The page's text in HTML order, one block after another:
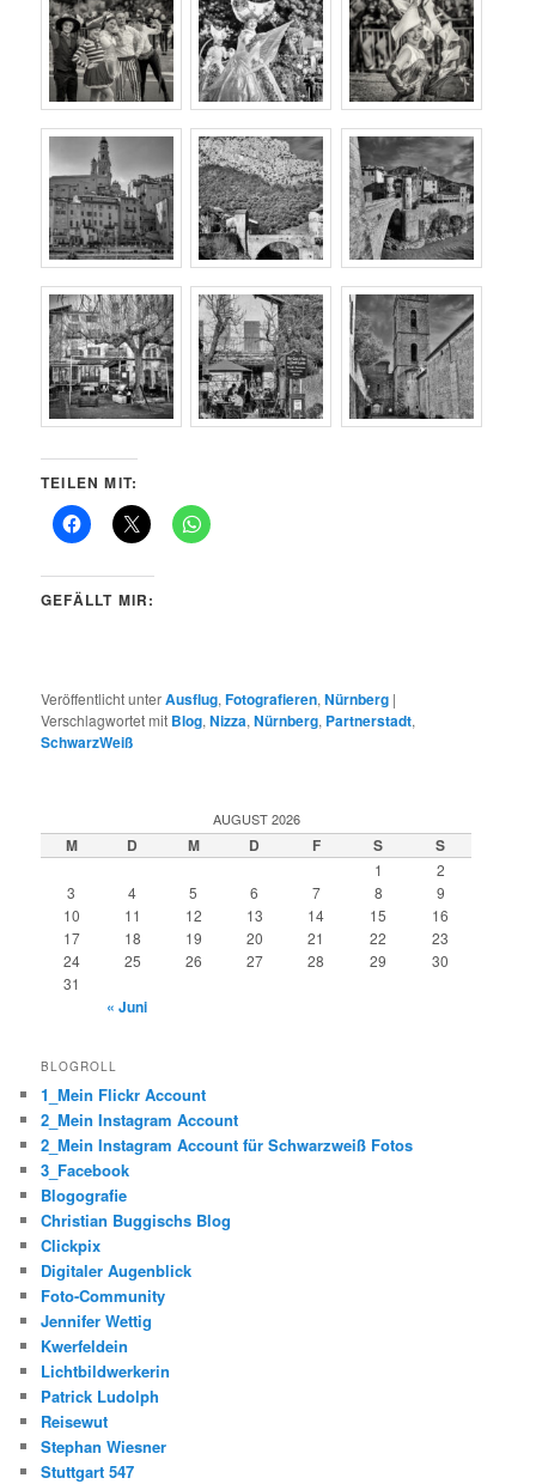
TEILEN MIT:
GEFÄLLT MIR:
Veröffentlicht unterAusflug,Fotografieren,Nürnberg |
Verschlagwortet mit Blog,Nizza,Nürnberg, Partnerstadt,
SchwarzWeiß
AUGUST 2026
M D M D F S S
1
2
3
4 5 6 7 8
9
10
11 12 13 14 15
16
17
18 19 20 21 22
23
24
25 26 27 28 29
30
31
« Juni
BLOGROLL
1_Mein Flickr Account
2_Mein Instagram Account
2_Mein Instagram Account für Schwarzweiß Fotos
3_Facebook
Blogografie
Christian Buggischs Blog
Clickpix
Digitaler Augenblick
Foto-Community
Jennifer Wettig
Kwerfeldein
Lichtbildwerkerin
Patrick Ludolph
Reisewut
Stephan Wiesner
Stuttgart 547